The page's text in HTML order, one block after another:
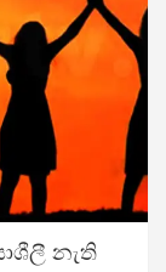
නැති